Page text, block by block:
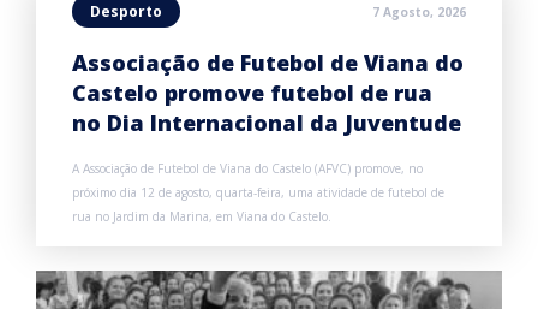
Desporto 7 Agosto, 2026
Associação de Futebol de Viana do
Castelo promove futebol de rua
no Dia Internacional da Juventude
A Associação de Futebol de Viana do Castelo (AFVC) promove, no
próximo dia 12 de agosto, quarta-feira, uma atividade de futebol de
rua no Jardim da Marina, em Viana do Castelo.